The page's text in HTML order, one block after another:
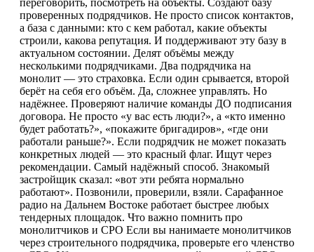
проверенных подрядчиков. Не просто список контактов,
а база с данными: кто с кем работал, какие объекты
строили, какова репутация. И поддерживают эту базу в
актуальном состоянии. Делят объёмы между
несколькими подрядчиками. Два подрядчика на
монолит — это страховка. Если один срывается, второй
берёт на себя его объём. Да, сложнее управлять. Но
надёжнее. Проверяют наличие команды ДО подписания
договора. Не просто «у вас есть люди?», а «кто именно
будет работать?», «покажите бригадиров», «где они
работали раньше?». Если подрядчик не может показать
конкретных людей — это красный флаг. Ищут через
рекомендации. Самый надёжный способ. Знакомый
застройщик сказал: «вот эти ребята нормально
работают». Позвонили, проверили, взяли. Сарафанное
радио на Дальнем Востоке работает быстрее любых
тендерных площадок. Что важно помнить про
монолитчиков и СРО Если вы нанимаете монолитчиков
через строительного подрядчика, проверьте его членство